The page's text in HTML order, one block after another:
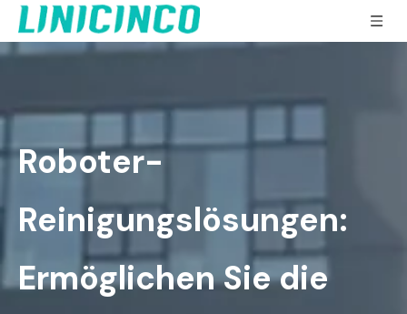
Roboter-
Reinigungslösungen:
Ermöglichen Sie die